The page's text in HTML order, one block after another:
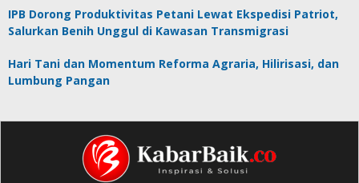
IPB Dorong Produktivitas Petani Lewat Ekspedisi Patriot,
Salurkan Benih Unggul di Kawasan Transmigrasi
Hari Tani dan Momentum Reforma Agraria, Hilirisasi, dan
Lumbung Pangan